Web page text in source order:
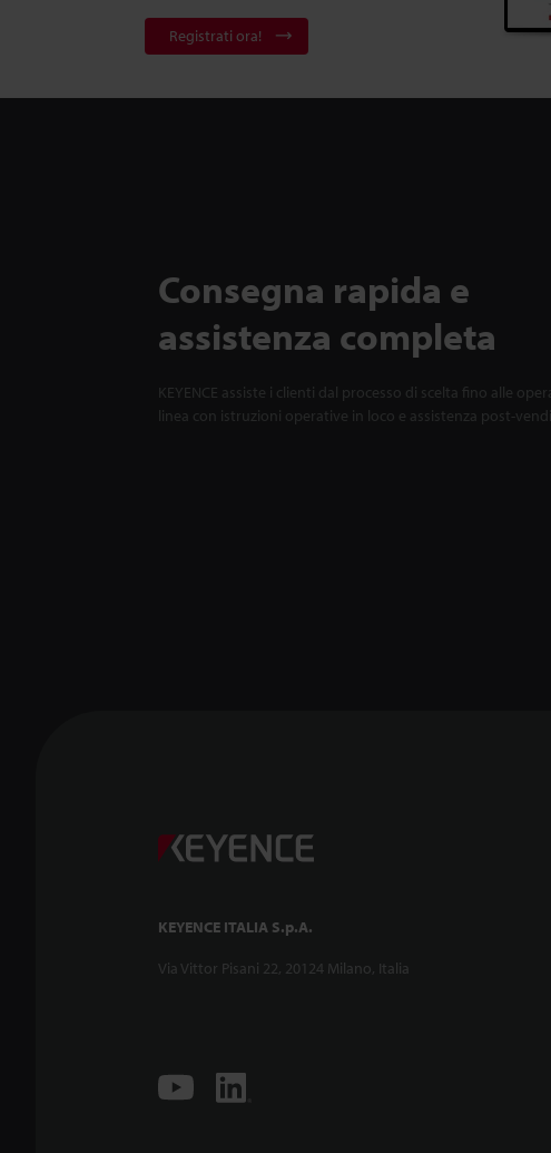
Registrati ora!
Consegna rapida e
assistenza completa
KEYENCE assiste i clienti dal processo di scelta fino alle
linea con istruzioni operative in loco e assistenza post-
KEYENCE ITALIA S.p.A.
Via Vittor Pisani 22, 20124 Milano, Italia